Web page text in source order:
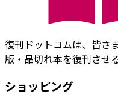
復刊ドットコムは、皆さ
版・品切れ本を復刊させ
ショッピング